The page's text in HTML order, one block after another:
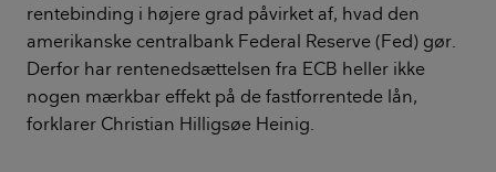
rentebinding i højere grad påvirket af, hvad den
amerikanske centralbank Federal Reserve (Fed) gør.
Derfor har rentenedsættelsen fra ECB heller ikke
nogen mærkbar effekt på de fastforrentede lån,
forklarer Christian Hilligsøe Heinig.